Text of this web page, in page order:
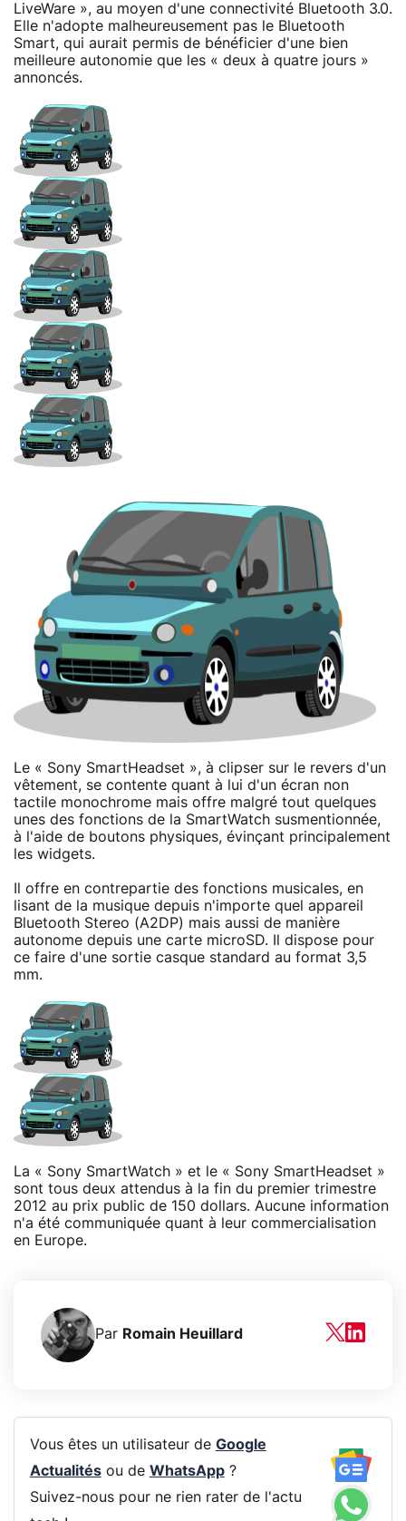
LiveWare », au moyen d'une connectivité Bluetooth 3.0.
Elle n'adopte malheureusement pas le Bluetooth
Smart, qui aurait permis de bénéficier d'une bien
meilleure autonomie que les « deux à quatre jours »
annoncés.
Le « Sony SmartHeadset », à clipser sur le revers d'un
vêtement, se contente quant à lui d'un écran non
tactile monochrome mais offre malgré tout quelques
unes des fonctions de la SmartWatch susmentionnée,
à l'aide de boutons physiques, évinçant principalement
les widgets.
Il offre en contrepartie des fonctions musicales, en
lisant de la musique depuis n'importe quel appareil
Bluetooth Stereo (A2DP) mais aussi de manière
autonome depuis une carte microSD. Il dispose pour
ce faire d'une sortie casque standard au format 3,5
mm.
La « Sony SmartWatch » et le « Sony SmartHeadset »
sont tous deux attendus à la fin du premier trimestre
2012 au prix public de 150 dollars. Aucune information
n'a été communiquée quant à leur commercialisation
en Europe.
Par Romain Heuillard
Vous êtes un utilisateur de Google
Actualitésou de WhatsApp?
Suivez-nous pour ne rien rater de l'actu